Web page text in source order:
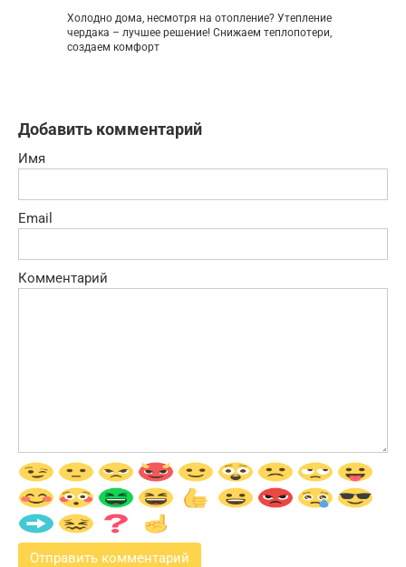
Холодно дома, несмотря на отопление? Утепление
чердака – лучшее решение! Снижаем теплопотери,
создаем комфорт
Добавить комментарий
Имя
Email
Комментарий